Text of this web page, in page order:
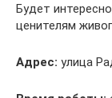
Будет
ценителям
Адрес: улица